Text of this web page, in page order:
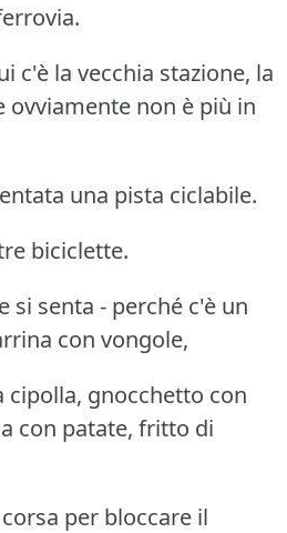
c'è la vecchia stazione, la
ovviamente non è più in
una pista ciclabile.
biciclette.
si senta - perché c'è un
con vongole,
cipolla, gnocchetto con
con patate, fritto di
per bloccare il